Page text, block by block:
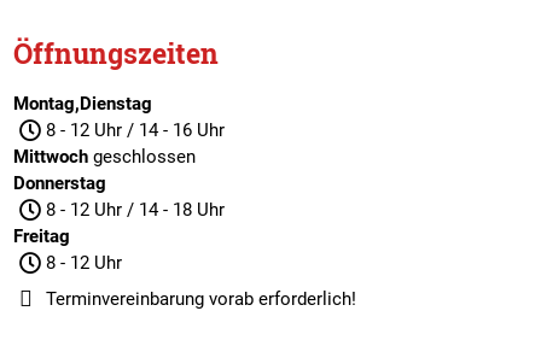
Öffnungszeiten
Montag,Dienstag
8 - 12 Uhr / 14 - 16 Uhr
Mittwochgeschlossen
Donnerstag
8 - 12 Uhr / 14 - 18 Uhr
Freitag
8 - 12 Uhr
Terminvereinbarungvorab erforderlich!